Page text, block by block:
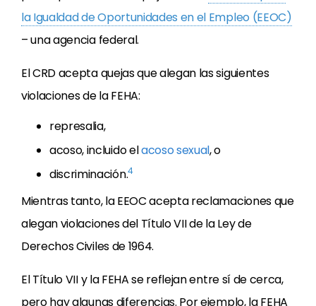
la Igualdad de Oportunidades en el Empleo (EEOC)
– una agencia federal.
El CRD acepta quejas que alegan las siguientes
violaciones de la FEHA:
represalia,
acoso, incluido elacoso sexual, o
discriminación.4
Mientras tanto, la EEOC acepta reclamaciones que
alegan violaciones del Título VII de la Ley de
Derechos Civiles de 1964.
El Título VII y la FEHA se reflejan entre sí de cerca,
pero hay algunas diferencias. Por ejemplo, la FEHA